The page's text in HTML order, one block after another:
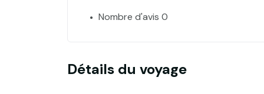
Nombre d'avis 0
Détails du voyage